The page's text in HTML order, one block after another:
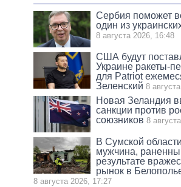
Сербия поможет
один из
8 августа 2026, 16:48
США будут
Украине ракеты-
для Patriot
Зеленский 8
Новая Зеландия
санкции против
союзников 8
В Сумской
мужчина,
результате
рынок в
8 августа 2026, 17:27